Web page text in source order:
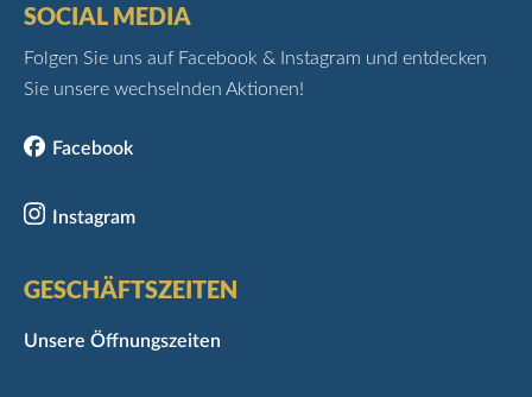
GESCHÄFTSZEITEN
Unsere Öffnungszeiten
SOCIAL MEDIA
Folgen Sie uns auf Facebook & Instagram und entdecken
Sie unsere wechselnden Aktionen!
Facebook
Instagram